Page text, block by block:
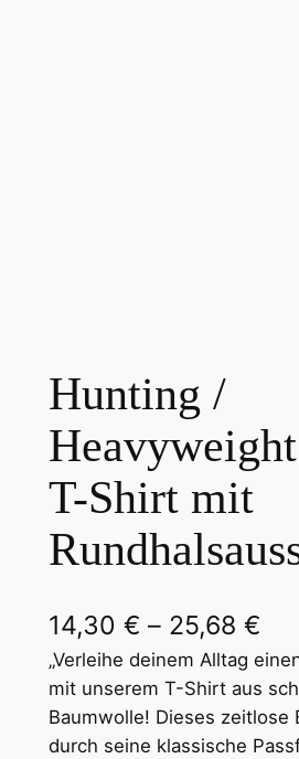
Hunting /
T-Shirt mit
14,30 € – 25,68 €P
r
e
i
„Verleihe deinem Alltag
mit unserem T-Shirt aus
Baumwolle! Dieses zeitlose
durch seine klassische